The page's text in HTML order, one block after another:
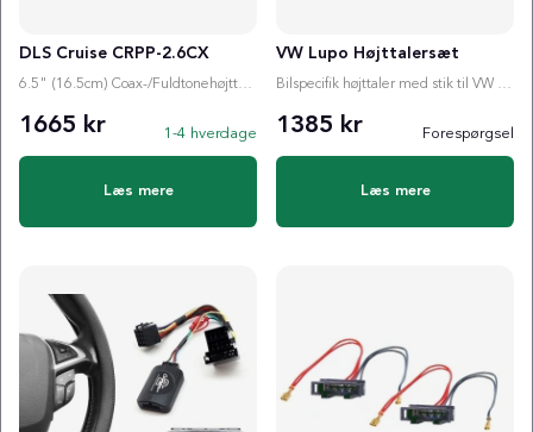
DLS Cruise CRPP-2.6CX
6.5" (16.5cm) Coax-/Fuldtonehøjttaler
1665 kr 1-4 hverdage
Læs mere
VW Lupo Højttalersæt
Bilspecifik højttaler med stik til VW Lupo
1385 kr Forespørgsel
Læs mere